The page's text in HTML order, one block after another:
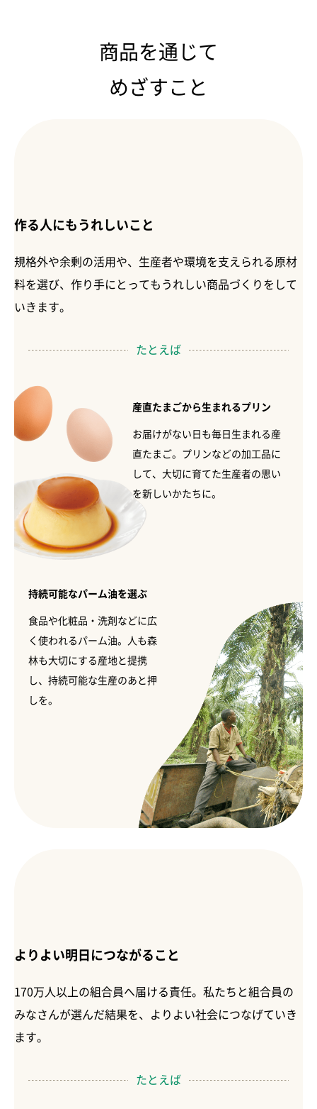
商品を通じて
めざすこと
作る人にもうれしいこと
規格外や余剰の活用や、生産者や環境を支えられる原材
料を選び、作り手にとってもうれしい商品づくりをして
いきます。
たとえば
産直たまごから生まれるプリン
お届けがない日も毎日生まれる産
直たまご。プリンなどの加工品に
して、大切に育てた生産者の思い
を新しいかたちに。
持続可能なパーム油を選ぶ
食品や化粧品・洗剤などに広
く使われるパーム油。人も森
林も大切にする産地と提携
し、持続可能な生産のあと押
しを。
よりよい明日につながること
170万人以上の組合員へ届ける責任。私たちと組合員の
みなさんが選んだ結果を、よりよい社会につなげていき
ます。
たとえば